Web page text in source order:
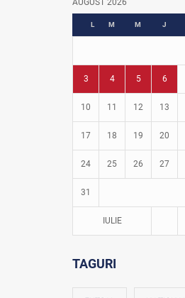
Fotbal în grădinițe
AUGUST 2026
L M M J
3 4 5 6
10 11 12 13
17 18 19 20
24 25 26 27
31
IULIE
TAGURI